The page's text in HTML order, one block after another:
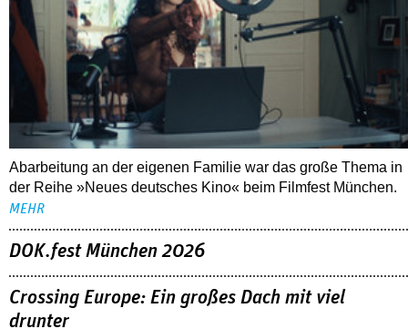
Abarbeitung an der eigenen Familie war das große Thema in
der Reihe »Neues deutsches Kino« beim Filmfest München.
MEHR
DOK.fest München 2026
Crossing Europe: Ein großes Dach mit viel
drunter